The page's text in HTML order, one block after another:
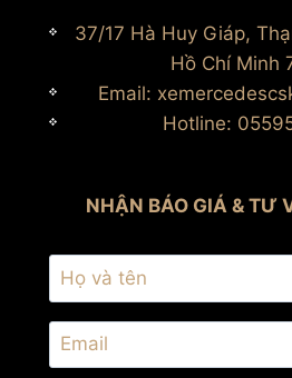
37/17 Hà Huy Giáp,
Hồ Chí Minh
Email:
Hotline:
NHẬN BÁO GIÁ & TƯ